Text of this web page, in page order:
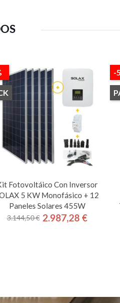
Fotovoltáico Con Inversor
5 KW Monofásico + 12
Paneles Solares 455W
Precio
3.144,50 € Precio
2.987,28 €
-